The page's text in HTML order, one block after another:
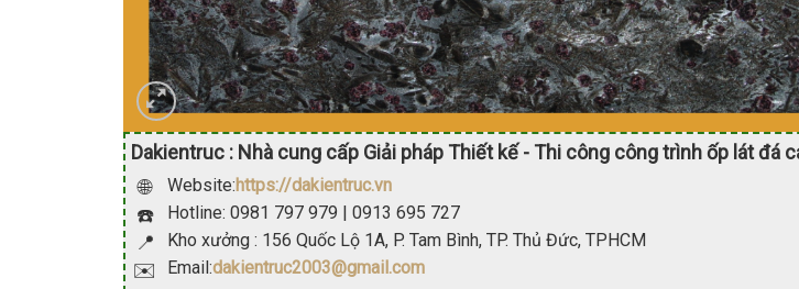
Dakientruc : Nhà cung cấp Giải pháp Thiết kế - Thi công công trình ốp lát đá
🌐
Website:https://dakientruc.vn
☎️ Hotline: 0981 797 979 | 0913 695 727
📍 Kho xưởng : 156 Quốc Lộ 1A, P. Tam Bình, TP. Thủ Đức, TPHCM
✉️ Email:dakientruc2003@gmail.com